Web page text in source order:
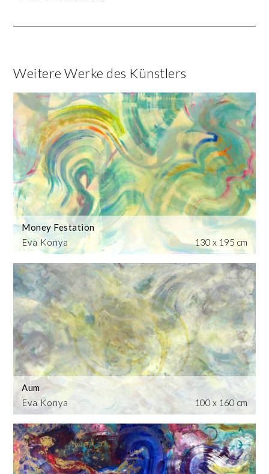
Weitere Werke des Künstlers
Eva Konya
Money Festation
130 x 195 cm
Eva Konya
Aum
100 x 160 cm